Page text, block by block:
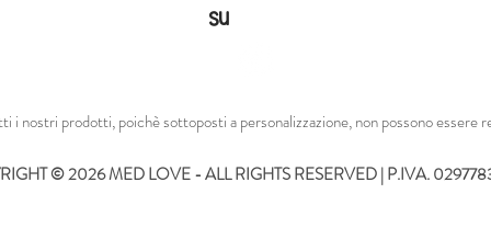
SU
i nostri prodotti, poichè sottoposti a personalizzazione, non possono essere
© 2026 MED LOVE - ALL RIGHTS RESERVED | P.IVA.